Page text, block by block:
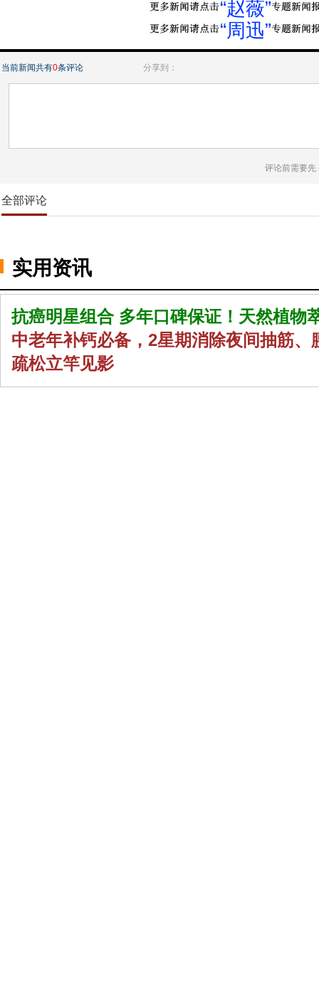
“赵薇”
“周迅”
当前新闻共有0条评论 分享到：
评论前需要先
全部评论
实用资讯
抗癌明星组合 多年口碑保证！天然植物
中老年补钙必备，2星期消除夜间抽筋、
疏松立竿见影